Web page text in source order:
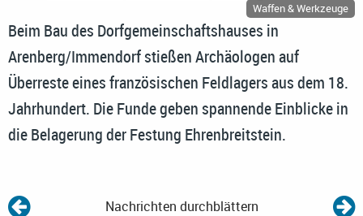
Waffen & Werkzeuge
Beim Bau des Dorfgemeinschaftshauses in
Arenberg/Immendorf stießen Archäologen auf
Überreste eines französischen Feldlagers aus dem 18.
Jahrhundert. Die Funde geben spannende Einblicke in
die Belagerung der Festung Ehrenbreitstein.
Nachrichten durchblättern